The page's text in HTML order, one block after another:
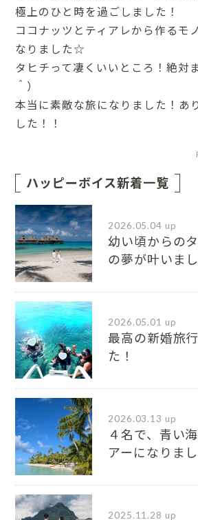
極上のひと時を過ごしました！
ココナッツとティアレから作るモ
なりました☆
タヒチって凄くいいところ！絶対
＾）
本当に素敵な旅になりました！あ
した！！
ハッピーボイス新着一覧
2026.05.04 up
幼い頃からの
の夢が叶いまし
2026.05.01 up
最高の新婚旅
た！
2026.03.13 up
４名で、青い
アーになりまし
2025.11.28 up